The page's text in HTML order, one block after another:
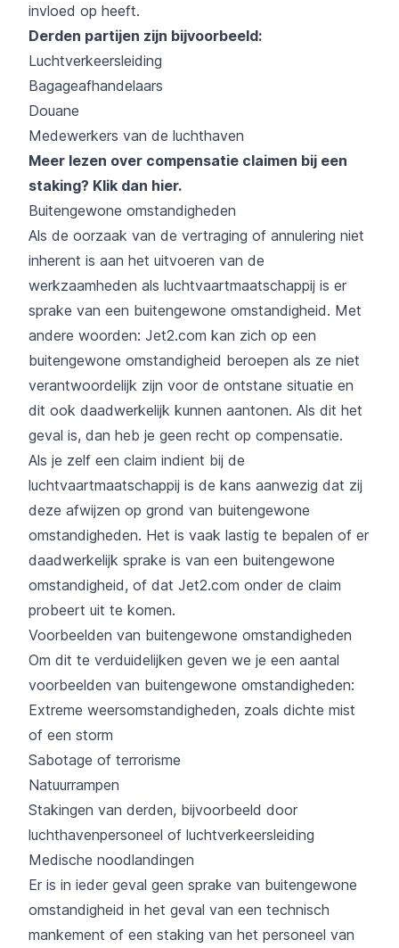
invloed op heeft.
Derden partijen zijn bijvoorbeeld:
Luchtverkeersleiding
Bagageafhandelaars
Douane
Medewerkers van de luchthaven
Meer lezen over compensatie claimen bij een
staking? Klik dan hier.
Buitengewone omstandigheden
Als de oorzaak van de vertraging of annulering niet
inherent is aan het uitvoeren van de
werkzaamheden als luchtvaartmaatschappij is er
sprake van een buitengewone omstandigheid. Met
andere woorden: Jet2.com kan zich op een
buitengewone omstandigheid beroepen als ze niet
verantwoordelijk zijn voor de ontstane situatie en
dit ook daadwerkelijk kunnen aantonen. Als dit het
geval is, dan heb je geen recht op compensatie.
Als je zelf een claim indient bij de
luchtvaartmaatschappij is de kans aanwezig dat zij
deze afwijzen op grond van buitengewone
omstandigheden. Het is vaak lastig te bepalen of er
daadwerkelijk sprake is van een buitengewone
omstandigheid, of dat Jet2.com onder de claim
probeert uit te komen.
Voorbeelden van buitengewone omstandigheden
Om dit te verduidelijken geven we je een aantal
voorbeelden van buitengewone omstandigheden:
Extreme weersomstandigheden, zoals dichte mist
of een storm
Sabotage of terrorisme
Natuurrampen
Stakingen van derden, bijvoorbeeld door
luchthavenpersoneel of luchtverkeersleiding
Medische noodlandingen
Er is in ieder geval geen sprake van buitengewone
omstandigheid in het geval van een technisch
mankement of een staking van het personeel van